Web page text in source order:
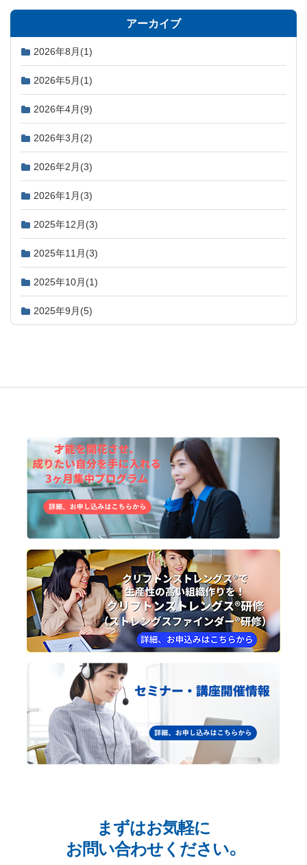
アーカイブ
2026年8月 (1)
2026年5月 (1)
2026年4月 (9)
2026年3月 (2)
2026年2月 (3)
2026年1月 (3)
2025年12月 (3)
2025年11月 (3)
2025年10月 (1)
2025年9月 (5)
まずはお気軽に
お問い合わせください。